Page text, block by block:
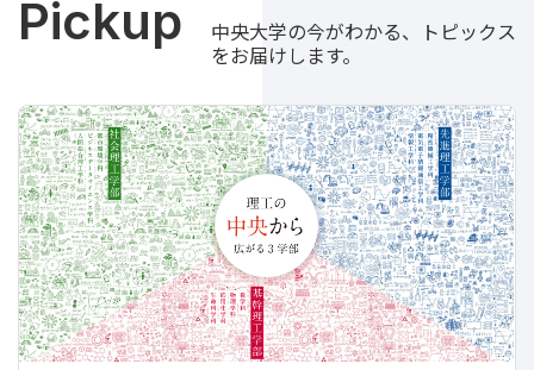
Pickup
中央大学の今がわかる、トピックス
をお届けします。